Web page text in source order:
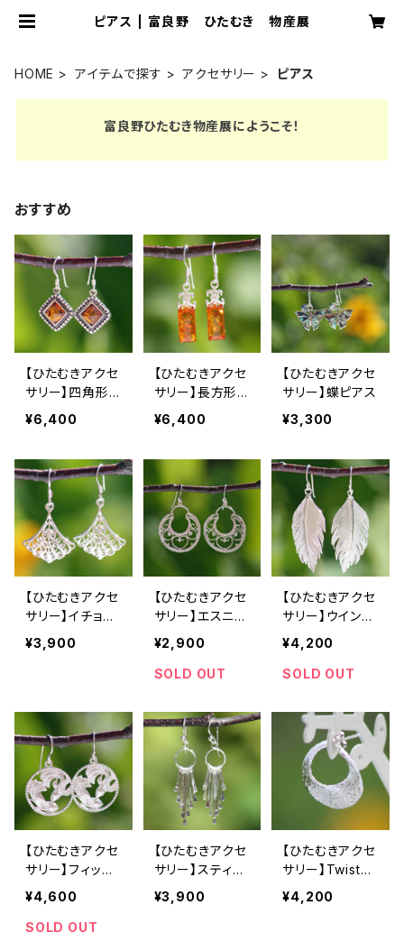
ピアス | 富良野 ひたむき 物産展
HOME アイテムで探す アクセサリー ピアス
富良野ひたむき物産展にようこそ！
おすすめ
【ひたむきアクセ
サリー】四角形
琥珀ピアス
¥6,400
【ひたむきアクセ
サリー】長方形
琥珀ピアス
¥6,400
【ひたむきアクセ
サリー】蝶ピアス
¥3,300
【ひたむきアクセ
サリー】イチョウ
ピアス
¥3,900
【ひたむきアクセ
サリー】エスニッ
クピアス
¥2,900
SOLD OUT
【ひたむきアクセ
サリー】ウイング
ピアス
¥4,200
SOLD OUT
【ひたむきアクセ
サリー】フィッシ
ュピアス
¥4,600
SOLD OUT
【ひたむきアクセ
サリー】スティッ
クピアス
¥3,900
【ひたむきアクセ
サリー】Twist
Crescent Mo
¥4,200